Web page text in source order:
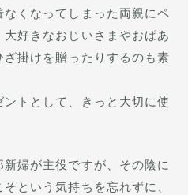
くなってしまった両親にペ
好きなおじいさまやおばあ
掛けを贈ったりするのも素
トとして、きっと大切に使
婦が主役ですが、その陰に
という気持ちを忘れずに、